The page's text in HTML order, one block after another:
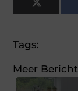
X
Tags:
Meer